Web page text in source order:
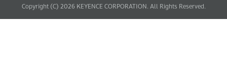
Copyright (C) 2026 KEYENCE CORPORATION. All Rights Reserved.